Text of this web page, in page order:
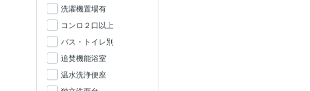
洗濯機置場有
コンロ２口以上
バス・トイレ別
追焚機能浴室
温水洗浄便座